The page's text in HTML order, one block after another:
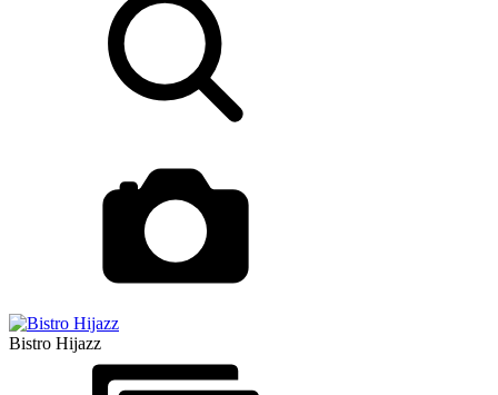
Bistro Hijazz